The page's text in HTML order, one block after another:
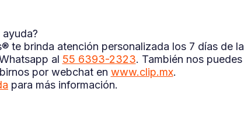
te brinda atención personalizada los 7 días de la
al 55 6393-2323. También nos puedes
por webchat en www.clip.mx.
para más información.